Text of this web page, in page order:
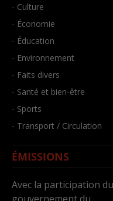
- Culture
- Économie
- Éducation
- Environnement
- Faits divers
- Santé et bien-être
- Sports
- Transport / Circulation
ÉMISSIONS
Avec la participation du
gouvernement du